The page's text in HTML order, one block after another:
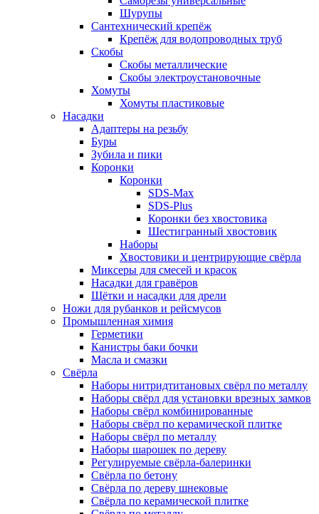
Шурупы
Сантехнический крепёж
Крепёж для водопроводных труб
Скобы
Скобы металлические
Скобы электроустановочные
Хомуты
Хомуты пластиковые
Насадки
Адаптеры на резьбу
Буры
Зубила и пики
Коронки
Коронки
SDS-Max
SDS-Plus
Коронки без хвостовика
Шестигранный хвостовик
Наборы
Хвостовики и центрирующие свёрла
Миксеры для смесей и красок
Насадки для гравёров
Щётки и насадки для дрели
Ножи для рубанков и рейсмусов
Промышленная химия
Герметики
Канистры баки бочки
Масла и смазки
Свёрла
Наборы нитридтитановых свёрл по металлу
Наборы свёрл для установки врезных замков
Наборы свёрл комбинированные
Наборы свёрл по керамической плитке
Наборы свёрл по металлу
Наборы шарошек по дереву
Регулируемые свёрла-балеринки
Свёрла по бетону
Свёрла по дереву шнековые
Свёрла по керамической плитке